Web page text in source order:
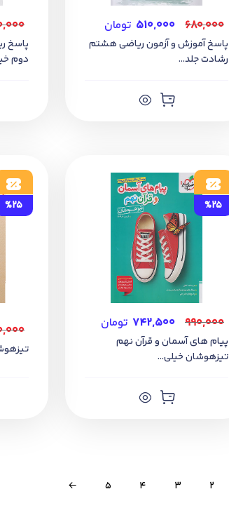
۶۸۰,۰۰۰ ۵۱۰,۰۰۰ تومان
پاسخ آموزش و آزمون ریاضی هشتم
رشادت جلد...
پاسخ
دوم
%25
۹۹۰,۰۰۰ ۷۴۲,۵۰۰ تومان
پیام های آسمان و قرآن نهم
تیزهوشان خیلی...
%25
2
3
4
5
←